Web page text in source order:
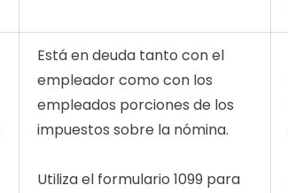
Está en deuda tanto con el
empleador como con los
empleados porciones de los
impuestos sobre la nómina.
Utiliza el formulario 1099 para